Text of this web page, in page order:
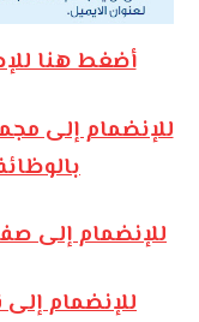
أضغط هنا
للإنضمام إلى
للإنضمام إلى
للإنضمام إلى